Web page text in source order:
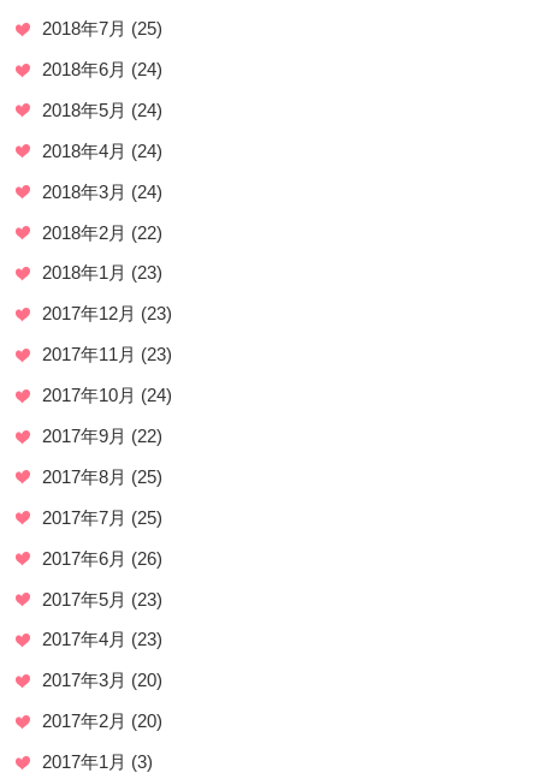
2018年7月 (25)
2018年6月 (24)
2018年5月 (24)
2018年4月 (24)
2018年3月 (24)
2018年2月 (22)
2018年1月 (23)
2017年12月 (23)
2017年11月 (23)
2017年10月 (24)
2017年9月 (22)
2017年8月 (25)
2017年7月 (25)
2017年6月 (26)
2017年5月 (23)
2017年4月 (23)
2017年3月 (20)
2017年2月 (20)
2017年1月 (3)